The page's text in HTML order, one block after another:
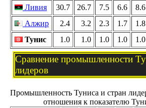
Ливия
30.7 26.7 7.5 6.6 8.6
Алжир
2.4 3.2 2.3 1.7 1.8
Тунис
1.0 1.0 1.0 1.0 1.0
Сравнение промышленности
лидеров
Промышленность Туниса и стран
отношения к показателю